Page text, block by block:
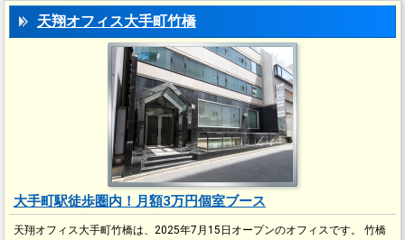
天翔オフィス大手町竹橋
大手町駅徒歩圏内！月額3万円個室ブース
天翔オフィス大手町竹橋は、2025年7月15日オープンのオフィスです。 竹橋